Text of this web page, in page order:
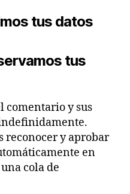
tus datos
tus
comentario y sus
reconocer y aprobar
en
cola de